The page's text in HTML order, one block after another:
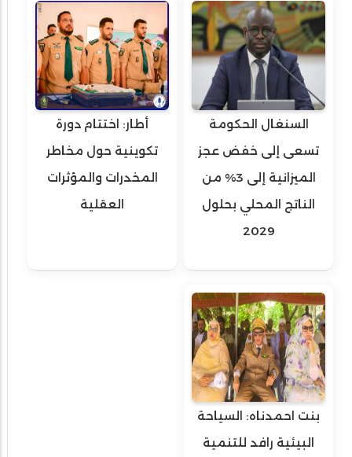
السنغال الحكومة
تسعى إلى خفض عجز
الميزانية إلى 3% من
الناتج المحلي بحلول
2029
أطار: اختتام دورة
تكوينية حول مخاطر
المخدرات والمؤثرات
العقلية
بنت احمدناه: السياحة
البيئية رافد للتنمية